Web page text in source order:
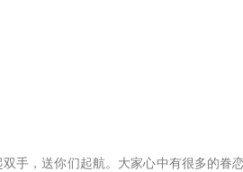
手，送你们起航。大家心中有很多的眷